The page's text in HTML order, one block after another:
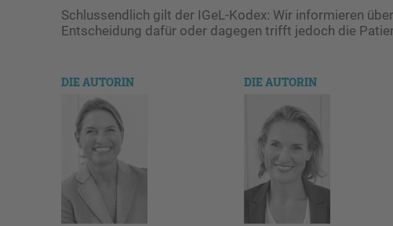
Schlussendlich gilt der IGeL-Kodex: Wir informieren
Entscheidung dafür oder dagegen trifft jedoch die
DIE AUTORIN DIE AUTORIN